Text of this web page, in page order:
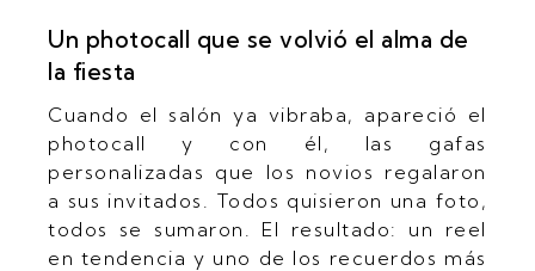
Un photocall que se volvió el alma de
la fiesta
Cuando el salón ya vibraba, apareció el
photocall y con él, las gafas
personalizadas que los novios regalaron
a sus invitados. Todos quisieron una foto,
todos se sumaron. El resultado: un reel
en tendencia y uno de los recuerdos más